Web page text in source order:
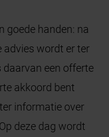
goede handen: na
advies wordt er ter
daarvan een offerte
akkoord bent
informatie over
deze dag wordt